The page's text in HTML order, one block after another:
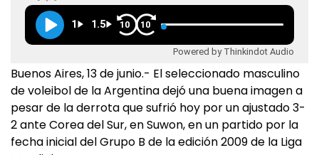
1 1.5 10 10
Powered by Thinkindot Audio
Buenos Aires, 13 de junio.- El seleccionado masculino
de voleibol de la Argentina dejó una buena imagen a
pesar de la derrota que sufrió hoy por un ajustado 3-
2 ante Corea del Sur, en Suwon, en un partido por la
fecha inicial del Grupo B de la edición 2009 de la Liga